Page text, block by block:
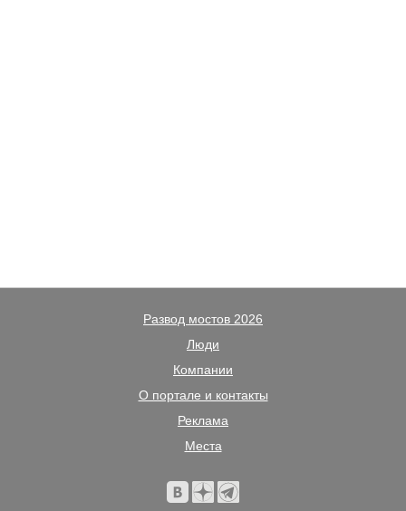
Развод мостов 2026
Люди
Компании
О портале и контакты
Реклама
Места